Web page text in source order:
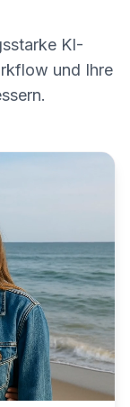
KI-
und Ihre